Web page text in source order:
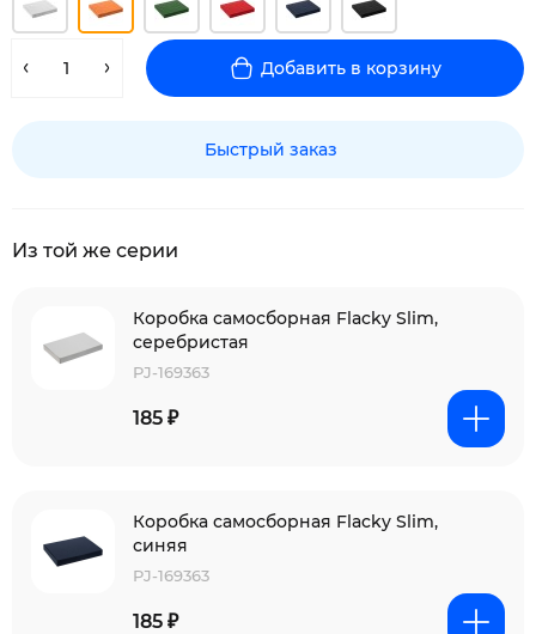
Добавить в корзину
Быстрый заказ
Из той же серии
Коробка самосборная Flacky Slim,
серебристая
PJ-169363
185 ₽
Коробка самосборная Flacky Slim,
синяя
PJ-169363
185 ₽